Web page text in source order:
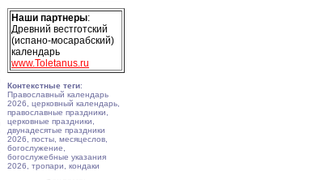
Наши партнеры:
Древний вестготский
(испано-мосарабский)
календарь
www.Toletanus.ru
Контекстные теги:
Православный календарь
2026, церковный календарь,
православные праздники,
церковные праздники,
двунадесятые праздники
2026, посты, месяцеслов,
богослужение,
богослужебные указания
2026, тропари, кондаки